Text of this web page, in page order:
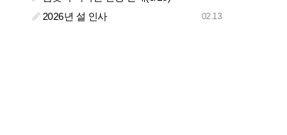
02.13
2026년 설 인사